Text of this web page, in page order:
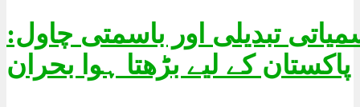
تبدیلی اور باسمتی چاول:
پاکستان کے لیے بڑھتا ہوا بحران